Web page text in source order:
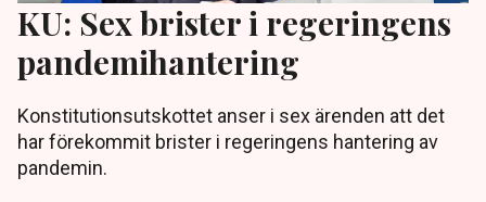
KU: Sex brister i regeringens
pandemihantering
Konstitutionsutskottet anser i sex ärenden att det
har förekommit brister i regeringens hantering av
pandemin.